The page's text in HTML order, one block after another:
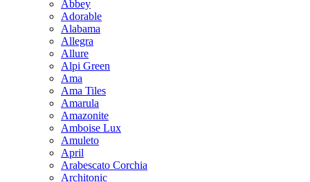
Abbey
Adorable
Alabama
Allegra
Allure
Alpi Green
Ama
Ama Tiles
Amarula
Amazonite
Amboise Lux
Amuleto
April
Arabescato Corchia
Architonic